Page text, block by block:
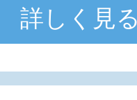
詳しく見